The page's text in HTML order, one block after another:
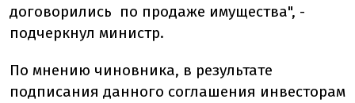
договорились по продаже имущества", -
подчеркнул министр.
По мнению чиновника, в результате
подписания данного соглашения инвесторам